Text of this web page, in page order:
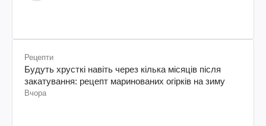
Рецепти
Будуть хрусткі навіть через кілька місяців після
закатування: рецепт маринованих огірків на зиму
Вчора